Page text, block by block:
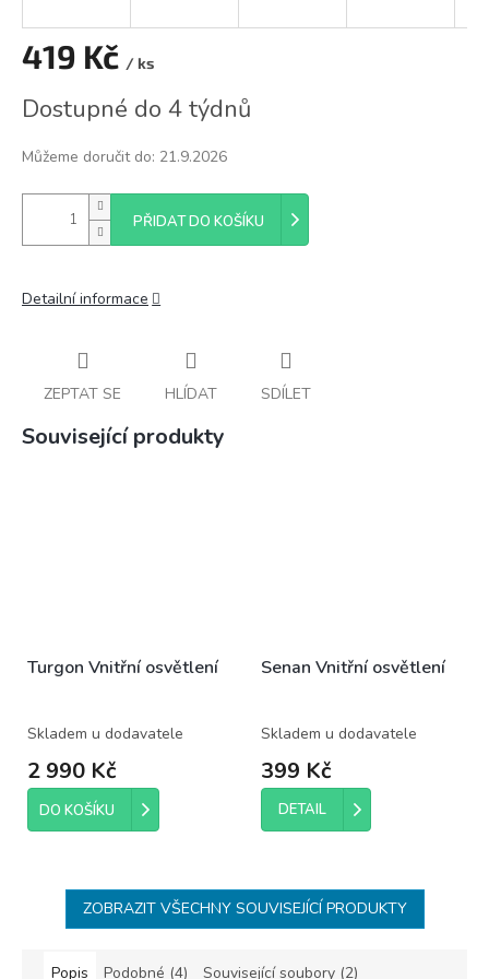
419 Kč / ks
cena:
Dostupné do 4 týdnů
Můžeme doručit do: 21.9.2026
PŘIDAT DO KOŠÍKU
Detailní informace
ZEPTAT SE HLÍDAT SDÍLET
Související produkty
Turgon Vnitřní osvětlení
Skladem u dodavatele
2 990 Kč
DO KOŠÍKU
Senan Vnitřní osvětlení
Skladem u dodavatele
399 Kč
DETAIL
ZOBRAZIT VŠECHNY SOUVISEJÍCÍ PRODUKTY
Popis Podobné (4) Související soubory (2)